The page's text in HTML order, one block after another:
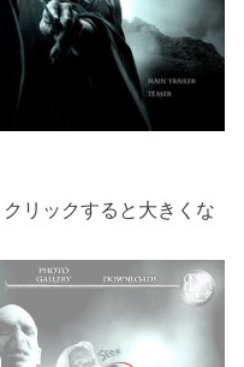
リックすると大きくな